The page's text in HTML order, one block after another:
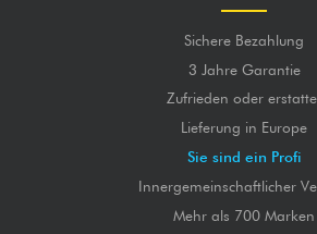
Sichere Bezahlung
3 Jahre Garantie
Zufrieden oder
Lieferung in Europe
Sie sind ein Profi
Innergemeinschaftlicher
Mehr als 700 Marken